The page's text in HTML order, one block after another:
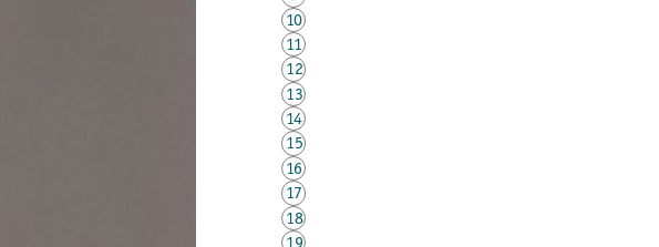
10
11
12
13
14
15
16
17
18
19